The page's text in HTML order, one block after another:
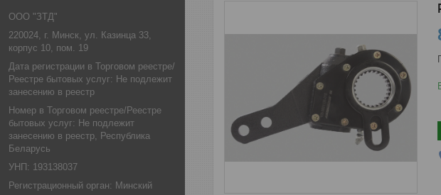
ООО "ЗТД"
220024, г. Минск, ул. Казинца 33,
корпус 10, пом. 19
Дата регистрации в Торговом реестре/
Реестре бытовых услуг: Не подлежит
занесению в реестр
Номер в Торговом реестре/Реестре
бытовых услуг: Не подлежит
занесению в реестр, Республика
Беларусь
УНП: 193138037
Регистрационный орган: Минский